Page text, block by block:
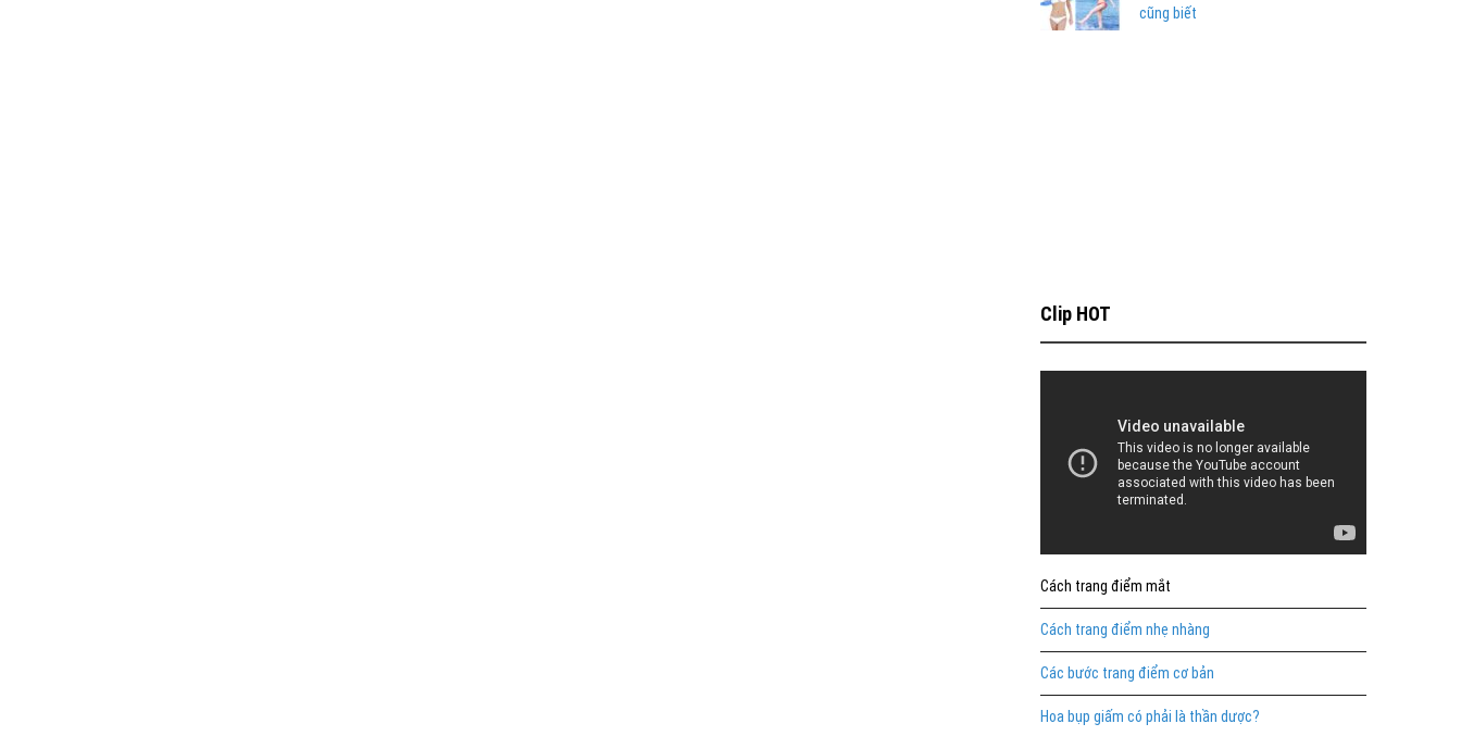
cũng biết
Clip HOT
Cách trang điểm mắt
Cách trang điểm nhẹ nhàng
Các bước trang điểm cơ bản
Hoa bụp giấm có phải là thần dược?